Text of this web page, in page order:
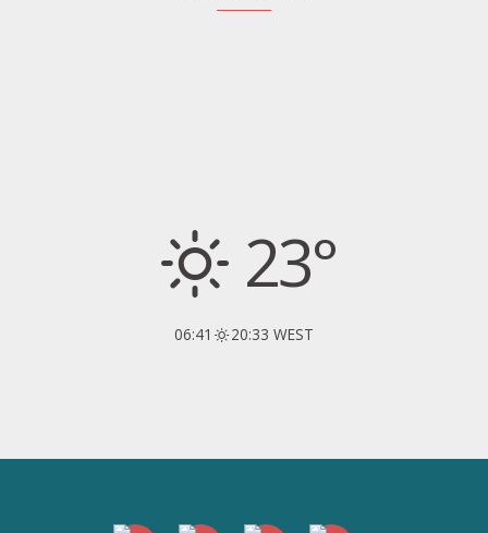
23°
06:41 20:33 WEST